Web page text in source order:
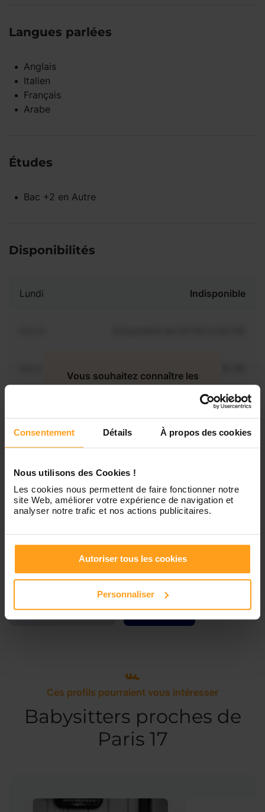
Consentement Détails À propos des cookies
Nous utilisons des Cookies !
Les cookies nous permettent de faire fonctionner notre
site Web, améliorer votre expérience de navigation et
analyser notre trafic et nos actions publicitaires.
Autoriser tous les cookies
Personnaliser
Langues parlées
Anglais
Italien
Français
Arabe
Études
Bac +2 en Autre
Disponibilités
Lundi Indisponible
Disponible de 00:00 à 00:00
Dimanche Disponible de 00:00 à 00:00
Vous souhaitez connaître les
Contactez-nous
Services proposés
Garde d’enfants Ménage
Ces profils pourraient vous intéresser
Babysitters proches de
Paris 17